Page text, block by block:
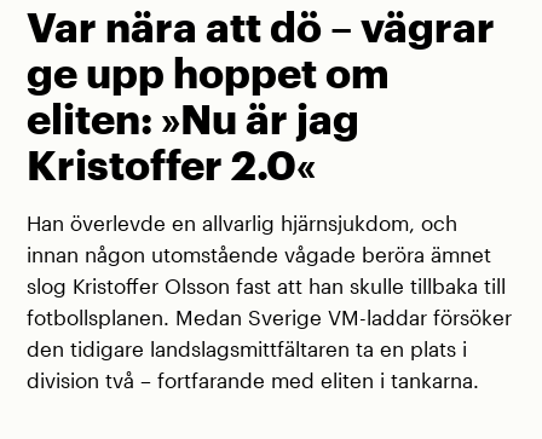
Var nära att dö – vägrar
ge upp hoppet om
eliten: »Nu är jag
Kristoffer 2.0«
Han överlevde en allvarlig hjärnsjukdom, och
innan någon utomstående vågade beröra ämnet
slog Kristoffer Olsson fast att han skulle tillbaka till
fotbollsplanen. Medan Sverige VM-laddar försöker
den tidigare landslagsmittfältaren ta en plats i
division två – fortfarande med eliten i tankarna.